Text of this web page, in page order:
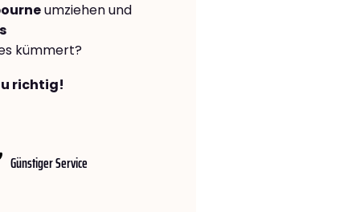
umziehen und
kümmert?
richtig!
Günstiger Service